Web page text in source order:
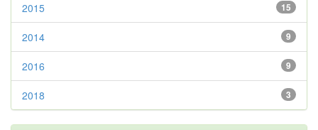
15
2015
9
2014
9
2016
3
2018